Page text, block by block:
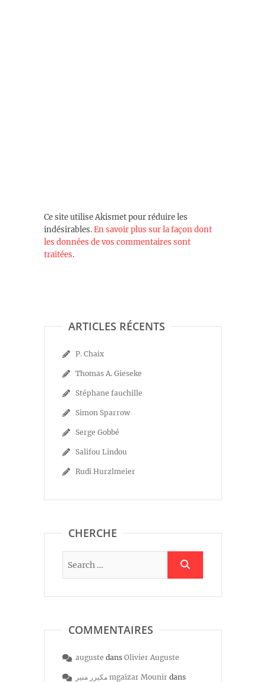
Ce site utilise Akismet pour réduire les
indésirables.En savoir plus sur la façon dont
les données de vos commentaires sont
traitées.
ARTICLES RÉCENTS
P. Chaix
Thomas A. Gieseke
Stéphane fauchille
Simon Sparrow
Serge Gobbé
Salifou Lindou
Rudi Hurzlmeier
CHERCHE
COMMENTAIRES
auguste dans Olivier Auguste
مكيزر منير mgaizar Mounir dans